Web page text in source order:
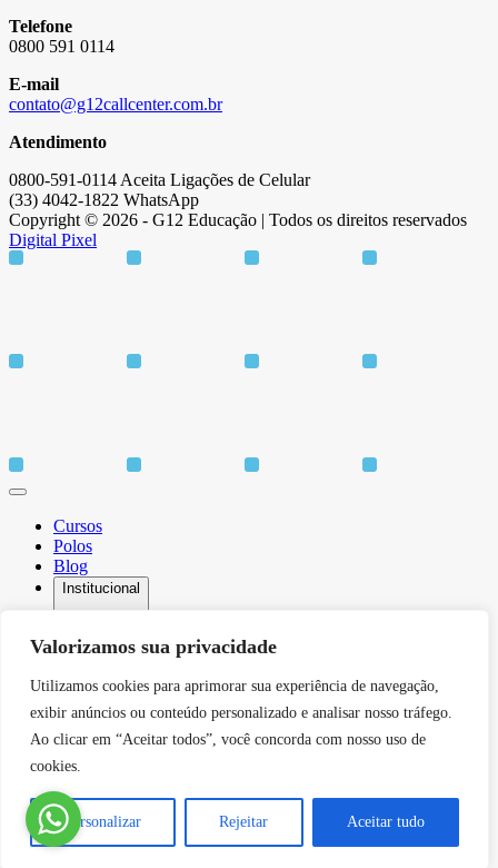
Valorizamos sua privacidade
Utilizamos cookies para aprimorar sua experiência de navegação,
exibir anúncios ou conteúdo personalizado e analisar nosso tráfego.
Ao clicar em “Aceitar todos”, você concorda com nosso uso de
cookies.
Personalizar Rejeitar Aceitar tudo
Telefone
0800 591 0114
E-mail
contato@g12callcenter.com.br
Atendimento
0800-591-0114 Aceita Ligações de Celular
(33) 4042-1822 WhatsApp
Copyright © 2026 - G12 Educação | Todos os direitos reservados
Digital Pixel
Cursos
Polos
Blog
Institucional
Sobre
Idiomas
Biblioteca
CPA – Comissão Própria de Avaliação
Serviços
Contato